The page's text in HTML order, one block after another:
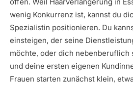
wenig Konkurrenz ist, kannst du
Spezialistin positionieren. Du
einsteigen, der seine
möchte, oder dich nebenberuflich
und deine ersten eigenen
Frauen starten zunächst klein,